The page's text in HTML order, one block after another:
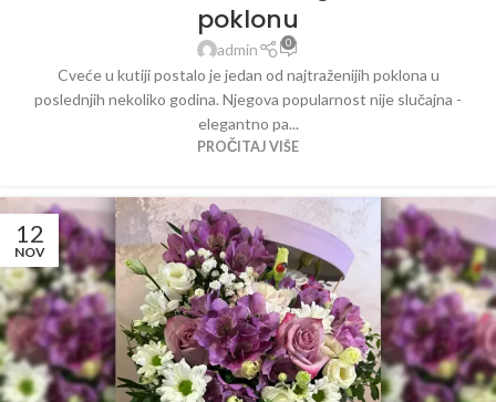
poklonu
admin 0
Cveće u kutiji postalo je jedan od najtraženijih poklona u
poslednjih nekoliko godina. Njegova popularnost nije slučajna -
elegantno pa...
PROČITAJ VIŠE
12
NOV